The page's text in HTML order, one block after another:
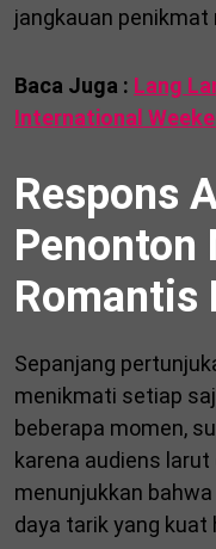
jangkauan penikmat
Baca Juga : Lang
International
Respons
Penonton
Romantis
Sepanjang
menikmati setiap
beberapa momen,
karena audiens
menunjukkan
daya tarik yang kuat